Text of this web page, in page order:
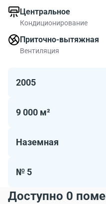
Tsentr (Velka).
стандартная.
Всего коммерческих
138.00 до 233.00
обратите внимание на
Центральное
Кондиционирование
Приточно-вытяжная
Вентиляция
2005
9 000 м²
Наземная
№ 5
Доступно 0